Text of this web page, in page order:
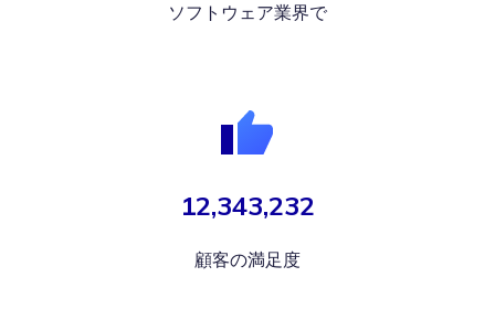
ソフトウェア業界で
12,343,232
顧客の満足度